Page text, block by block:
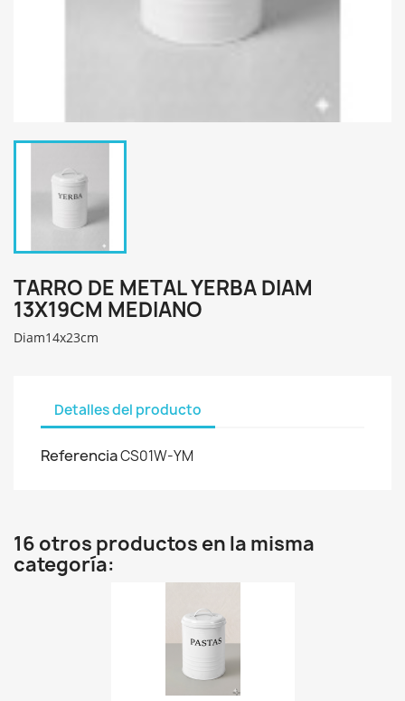
TARRO DE METAL YERBA DIAM
13X19CM MEDIANO
Diam14x23cm
Detalles del producto
ReferenciaCS01W-YM
16 otros productos en la misma
categoría: